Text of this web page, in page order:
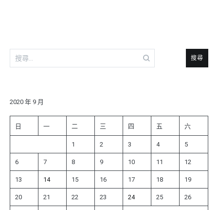
搜
尋
字:
2020 年 9 月
日 一 二 三 四 五 六
1 2 3 4 5
6 7 8 9 10 11 12
13 14 15 16 17 18 19
20 21 22 23 24 25 26